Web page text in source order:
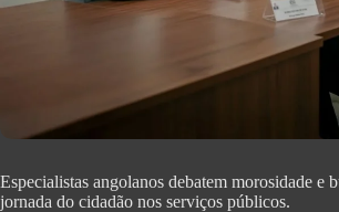
Especialistas angolanos debatem morosidade e
jornada do cidadão nos serviços públicos.